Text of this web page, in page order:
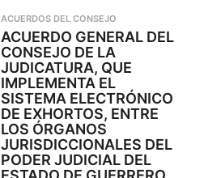
s
e
s
a
g
o
ACUERDOS DEL CONSEJO
ACUERDO GENERAL DEL
CONSEJO DE LA
JUDICATURA, QUE
IMPLEMENTA EL
SISTEMA ELECTRÓNICO
DE EXHORTOS, ENTRE
LOS ÓRGANOS
JURISDICCIONALES DEL
PODER JUDICIAL DEL